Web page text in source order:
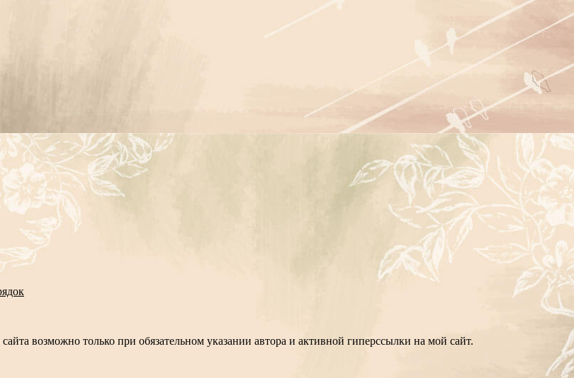
возможно только при обязательном указании автора и активной гиперссылки на мой сайт.